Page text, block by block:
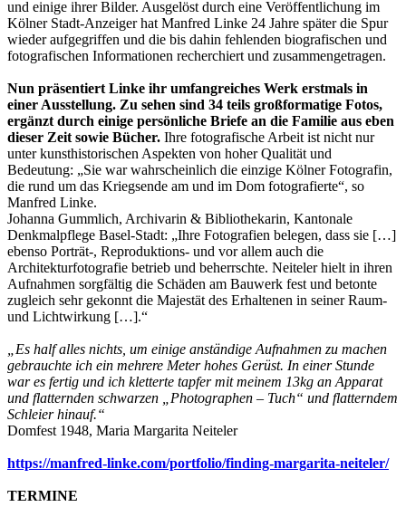
und einige ihrer Bilder. Ausgelöst durch eine Veröffentlichung im
Kölner Stadt-Anzeiger hat Manfred Linke 24 Jahre später die Spur
wieder aufgegriffen und die bis dahin fehlenden biografischen und
fotografischen Informationen recherchiert und zusammengetragen.
Nun präsentiert Linke ihr umfangreiches Werk erstmals in
einer Ausstellung. Zu sehen sind 34 teils großformatige Fotos,
ergänzt durch einige persönliche Briefe an die Familie aus eben
dieser Zeit sowie Bücher. Ihre fotografische Arbeit ist nicht nur
unter kunsthistorischen Aspekten von hoher Qualität und
Bedeutung: „Sie war wahrscheinlich die einzige Kölner Fotografin,
die rund um das Kriegsende am und im Dom fotografierte“, so
Manfred Linke.
Johanna Gummlich, Archivarin & Bibliothekarin, Kantonale
Denkmalpflege Basel-Stadt: „Ihre Fotografien belegen, dass sie […]
ebenso Porträt-, Reproduktions- und vor allem auch die
Architekturfotografie betrieb und beherrschte. Neiteler hielt in ihren
Aufnahmen sorgfältig die Schäden am Bauwerk fest und betonte
zugleich sehr gekonnt die Majestät des Erhaltenen in seiner Raum-
und Lichtwirkung […].“
„Es half alles nichts, um einige anständige Aufnahmen zu machen
gebrauchte ich ein mehrere Meter hohes Gerüst. In einer Stunde
war es fertig und ich kletterte tapfer mit meinem 13kg an Apparat
und flatternden schwarzen „Photographen – Tuch“ und flatterndem
Schleier hinauf.“
Domfest 1948, Maria Margarita Neiteler
https://manfred-linke.com/portfolio/finding-margarita-neiteler/
TERMINE